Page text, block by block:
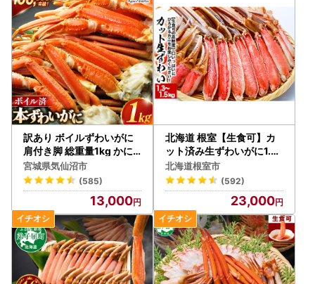
訳あり ボイルずわいがに
肩付き脚 総重量1kg かに
蟹 カニ
宮城県気仙沼市
(585)
13,000
北海道 根室【生食可】カ
ット済み生ずわいがに1.3
～1.5kg×1P B-38005
北海道根室市
(592)
23,000